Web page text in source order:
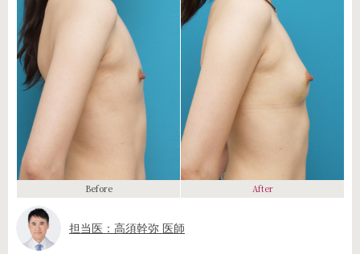
Before After
担当医：高須幹弥 医師